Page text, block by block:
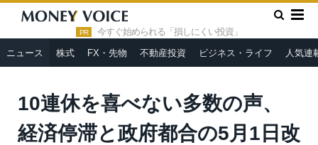
PR 今すぐ始められる「損しにくい投資」
ニュース 株式 FX・先物 不動産投資 ビジネス・ライフ 人気連
HOME » ニュース »
10連休を喜べない多数の声、経済停滞と
政府都合の5月1日改元に不満続出＝斎藤満
10連休を喜べない多数の声、
経済停滞と政府都合の5月1日改